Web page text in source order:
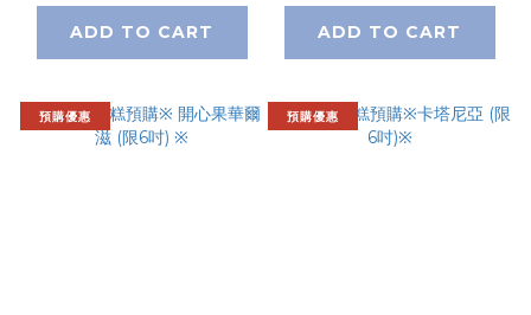
ADD TO CART ADD TO CART
預購優惠 預購優惠